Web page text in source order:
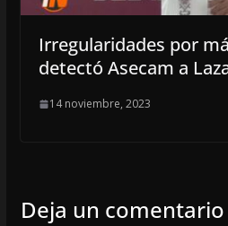
Irregularidades por
detectó Asecam a
14 noviembre, 2023
Deja un comentario